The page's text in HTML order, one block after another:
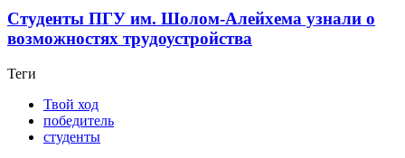
Студенты ПГУ им. Шолом-Алейхема узнали о
возможностях трудоустройства
Теги
Твой ход
победитель
студенты